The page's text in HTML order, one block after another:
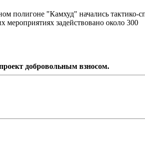
полигоне "Камхуд" начались тактико-
мероприятиях задействовано около 300
добровольным взносом.